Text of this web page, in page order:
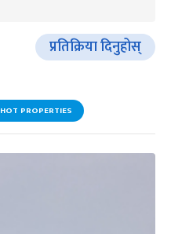
प्रतिक्रिया दिनुहोस्
HOT PROPERTIES